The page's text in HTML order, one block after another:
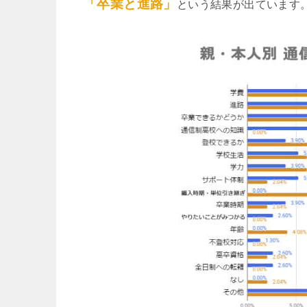
「卒業と進路」 という結果が出ています